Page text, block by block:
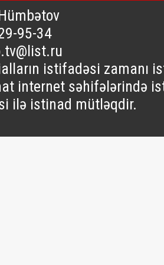
95-34
istifadəsi zamanı
internet səhifələrində
ilə istinad mütləqdir.